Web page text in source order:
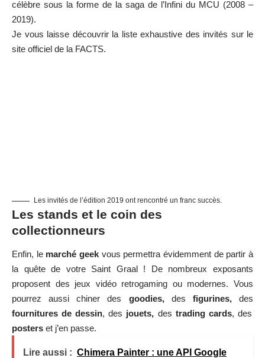
célèbre sous la forme de la saga de l’Infini du MCU (2008 –
2019).
Je vous laisse découvrir la liste exhaustive des invités sur le
site officiel de la FACTS.
Les invités de l’édition 2019 ont rencontré un franc succès.
Les stands et le coin des
collectionneurs
Enfin, le marché geek vous permettra évidemment de partir à
la quête de votre Saint Graal ! De nombreux exposants
proposent des jeux vidéo retrogaming ou modernes. Vous
pourrez aussi chiner des goodies,des figurines,des
fournitures de dessin, des jouets, des trading cards, des
posters et j’en passe.
Lire aussi : Chimera Painter : une API Google